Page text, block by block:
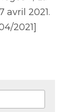
2021]